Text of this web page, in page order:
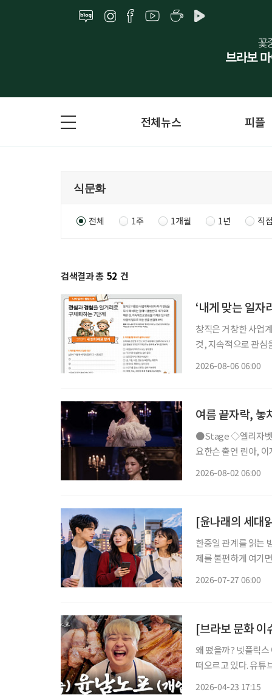
전체뉴스 피플
전체 1주 1개월 1년 직
검색결과 총 52 건
‘내게 맞는 일자
창직은 거창한 사업
것, 지속적으로 관심을
2026-08-06 06:00
여름 끝자락, 놓
●Stage ◇엘리자벳 일정 8월 16일 ~ 11월 15일 장소 블루스퀘어 우리은행홀 연출 로버트
요한슨 출연 린아, 이
2026-08-02 06:00
[윤나래의 세대
한중일 관계를 읽는
제를 불편하게 여기
2026-07-27 06:00
[브라보 문화 이
왜 떴을까? 넷플릭스
떠오르고 있다. 유튜
2026-04-23 17:15